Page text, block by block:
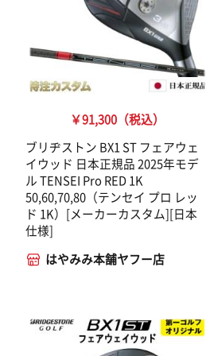
￥91,300（税込）
ブリヂストン BX1 ST フェアウェ
イウッド 日本正規品 2025年モデ
ル TENSEI Pro RED 1K
50,60,70,80（テンセイ プロ レッ
ド 1K）[メーカーカスタム][日本
仕様]
はやみみ本舗ヤフー店